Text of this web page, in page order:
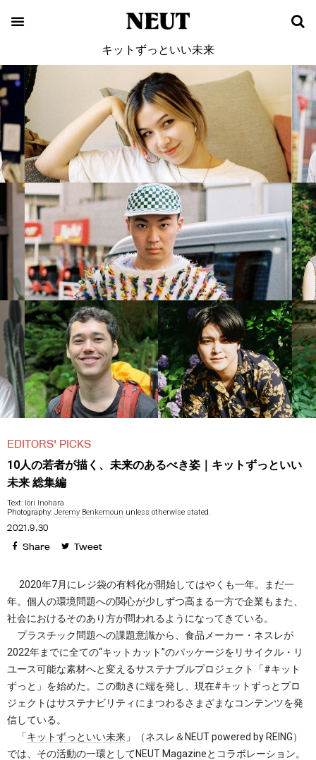
キットずっといい未来
EDITORS' PICKS
10人の若者が描く、未来のあるべき姿｜キットずっといい
未来 総集編
Text: Iori Inohara
Photography: Jeremy Benkemoun unless otherwise stated.
2021.9.30
Share Tweet
2020年7月にレジ袋の有料化が開始してはやくも一年。まだ一
年。個人の環境問題への関心が少しずつ高まる一方で企業もまた、
社会におけるそのあり方が問われるようになってきている。
プラスチック問題への課題意識から、食品メーカー・ネスレが
2022年までに全ての“キットカット”のパッケージをリサイクル・リ
ユース可能な素材へと変えるサステナブルプロジェクト「#キット
ずっと」を始めた。この動きに端を発し、現在#キットずっとプロ
ジェクトはサステナビリティにまつわるさまざまなコンテンツを発
信している。
「キットずっといい未来 」（ネスレ＆NEUT powered by REING）
では、その活動の一環としてNEUT Magazineとコラボレーション。